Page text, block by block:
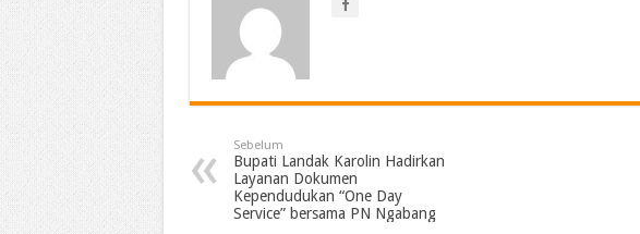
Sebelum
Bupati Landak Karolin Hadirkan
Layanan Dokumen
Kependudukan “One Day
Service” bersama PN Ngabang